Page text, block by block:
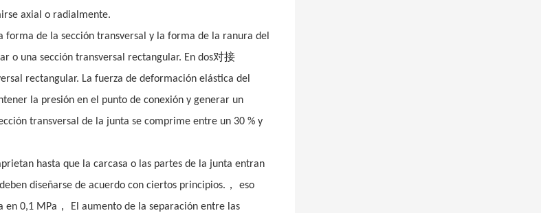
axial o radialmente.
de la sección transversal y la forma de la ranura del
o una sección transversal rectangular. En dos对接
rectangular. La fuerza de deformación elástica del
la presión en el punto de conexión y generar un
transversal de la junta se comprime entre un 30 % y
hasta que la carcasa o las partes de la junta entran
diseñarse de acuerdo con ciertos principios. ， eso
en 0,1 MPa ，
El aumento de la separación entre las